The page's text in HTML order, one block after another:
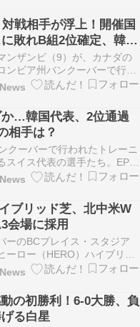
戦相手が浮上！開催国
敗れB組2位確定、韓国
ンザンビ（9）が、カナダの
ンビア州バンクーバーで行わ
のワールドカップB組の試合
いる。AP連合ニュース サッ
[…]
…韓国代表、2位通過
相手は？
クーバーで行われたトレーニ
スイス代表の選手たち。EPA
日に行われる南アフリカ共
ーグ最終戦では、韓国サッカ
対戦する相手も決定す […]
ブリッド芝、北中米W
会場に採用
ーのBCプレイス・スタジア
ーロー（HERO）ハイブリッ
国の中小企業GSTGが製造し
ステム「ヒーロー（HERO）
2026 FIF […]
の初勝利！6-0大勝、負
る白星